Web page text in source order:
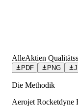
AlleAktien
PDF PNG
Die Methodik
Aerojet Rocketdyne